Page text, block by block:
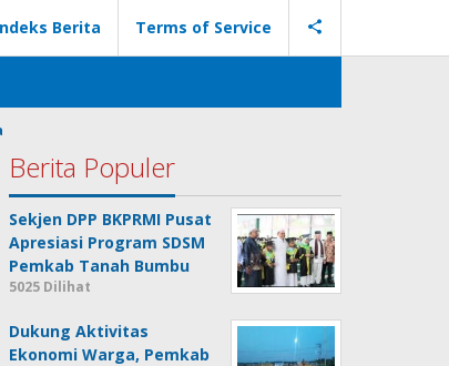
Berita Terms of Service
Berita Populer
Sekjen DPP BKPRMI Pusat
Apresiasi Program SDSM
Pemkab Tanah Bumbu
5025 Dilihat
Dukung Aktivitas
Ekonomi Warga, Pemkab